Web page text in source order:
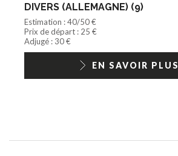
DIVERS (ALLEMAGNE) (9)
Estimation : 40/50 €
Prix de départ : 25 €
Adjugé : 30 €
EN SAVOIR PLUS